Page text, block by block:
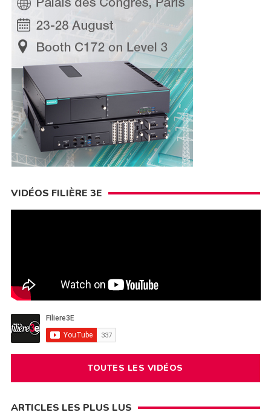
VIDÉOS FILIÈRE 3E
TOUTES LES VIDÉOS
ARTICLES LES PLUS LUS